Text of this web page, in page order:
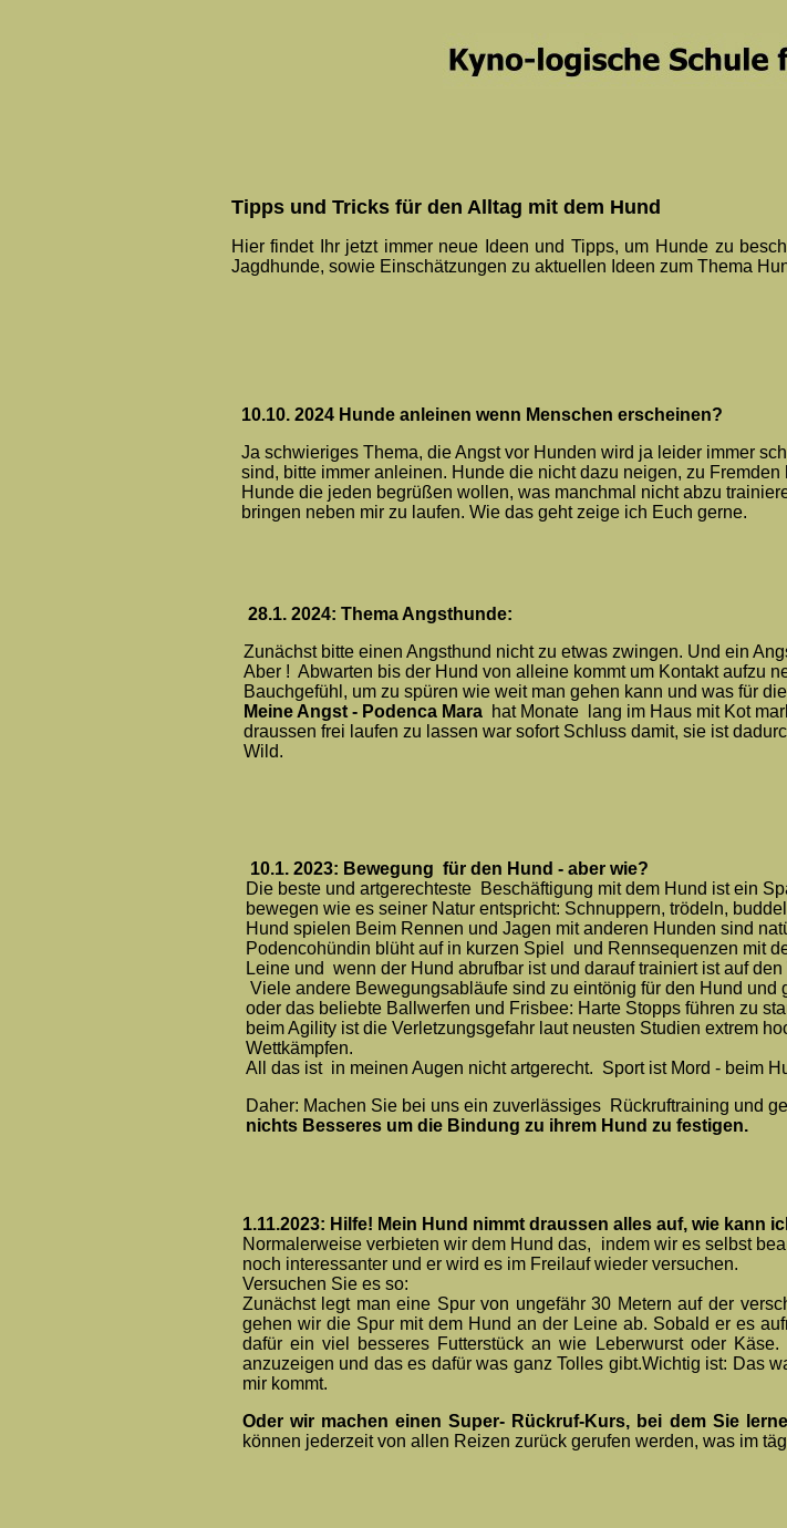
Tipps und Tricks für den Alltag mit dem Hund
Hier findet Ihr jetzt immer neue Ideen und Tipps, um Hunde zu
Jagdhunde, sowie Einschätzungen zu aktuellen Ideen zum Thema
10.10. 2024 Hunde anleinen wenn Menschen erscheinen?
Ja schwieriges Thema, die Angst vor Hunden wird ja leider immer
sind, bitte immer anleinen. Hunde die nicht dazu neigen, zu
Hunde die jeden begrüßen wollen, was manchmal nicht abzu
bringen neben mir zu laufen. Wie das geht zeige ich Euch gerne.
28.1. 2024: Thema Angsthunde:
Zunächst bitte einen Angsthund nicht zu etwas zwingen. Und ein
Aber ! Abwarten bis der Hund von alleine kommt um Kontakt aufzu
Bauchgefühl, um zu spüren wie weit man gehen kann und was für
Meine Angst - Podenca Mara hat Monate lang im Haus mit Kot
draussen frei laufen zu lassen war sofort Schluss damit, sie ist
Wild.
10.1. 2023: Bewegung für den Hund - aber wie?
Die beste und artgerechteste Beschäftigung mit dem Hund ist ein
bewegen wie es seiner Natur entspricht: Schnuppern, trödeln,
Hund spielen Beim Rennen und Jagen mit anderen Hunden sind
Podencohündin blüht auf in kurzen Spiel und Rennsequenzen mit
Leine und wenn der Hund abrufbar ist und darauf trainiert ist auf
Viele andere Bewegungsabläufe sind zu eintönig für den Hund
oder das beliebte Ballwerfen und Frisbee: Harte Stopps führen zu
beim Agility ist die Verletzungsgefahr laut neusten Studien extrem
Wettkämpfen.
All das ist in meinen Augen nicht artgerecht. Sport ist Mord - beim
Daher: Machen Sie bei uns ein zuverlässiges Rückruftraining und
nichts Besseres um die Bindung zu ihrem Hund zu festigen.
1.11.2023: Hilfe! Mein Hund nimmt draussen alles auf, wie kann
Normalerweise verbieten wir dem Hund das, indem wir es selbst
noch interessanter und er wird es im Freilauf wieder versuchen.
Versuchen Sie es so:
Zunächst legt man eine Spur von ungefähr 30 Metern auf der
gehen wir die Spur mit dem Hund an der Leine ab. Sobald er es
dafür ein viel besseres Futterstück an wie Leberwurst oder
anzuzeigen und das es dafür was ganz Tolles gibt.Wichtig ist: Das
mir kommt.
Oder wir machen einen Super- Rückruf-Kurs, bei dem Sie
können jederzeit von allen Reizen zurück gerufen werden, was im